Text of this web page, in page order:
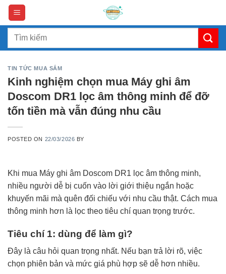
Skip
content
Search
TIN TỨC MUA SẮM
Kinh nghiệm chọn mua Máy ghi âm
Doscom DR1 lọc âm thông minh để đỡ
tốn tiền mà vẫn đúng nhu cầu
POSTED ON 22/03/2026 BY
Khi mua Máy ghi âm Doscom DR1 lọc âm thông minh,
nhiều người dễ bị cuốn vào lời giới thiệu ngắn hoặc
khuyến mãi mà quên đối chiếu với nhu cầu thật. Cách mua
thông minh hơn là lọc theo tiêu chí quan trọng trước.
Tiêu chí 1: dùng để làm gì?
Đây là câu hỏi quan trọng nhất. Nếu bạn trả lời rõ, việc
chọn phiên bản và mức giá phù hợp sẽ dễ hơn nhiều.